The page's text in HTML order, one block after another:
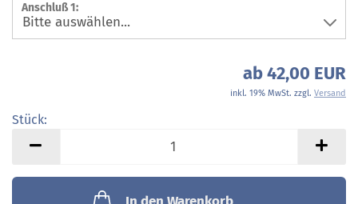
Anschluß 1:
ab 42,00 EUR
inkl. 19% MwSt. zzgl. Versand
Stück: